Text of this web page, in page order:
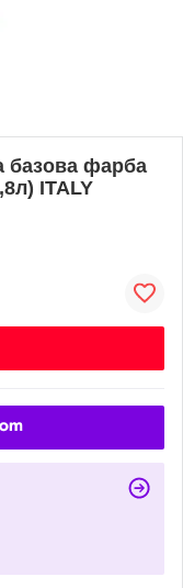
базова фарба
ITALY